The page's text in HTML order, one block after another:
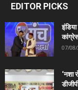
EDITOR PICKS
07/
‘नशा